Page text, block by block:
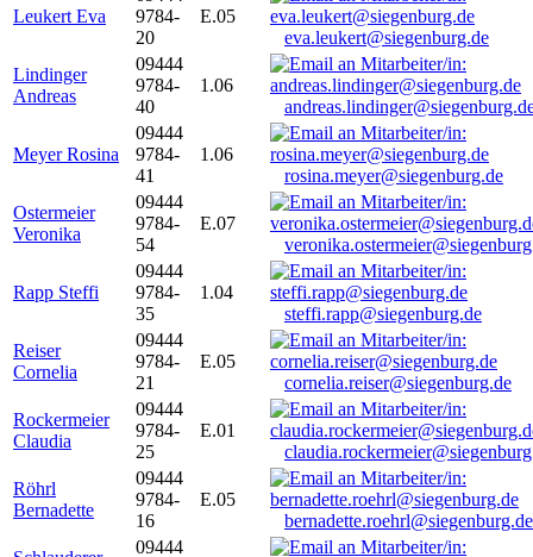
Leukert Eva
9784-
20
E.05
eva.leukert@siegenburg.de
Lindinger
Andreas
09444
9784-
40
1.06
Meyer Rosina
09444
9784-
41
1.06
rosina.meyer@siegenburg.de
Ostermeier
Veronika
09444
9784-
54
E.07
Rapp Steffi
09444
9784-
35
1.04
steffi.rapp@siegenburg.de
Reiser
Cornelia
09444
9784-
21
E.05
cornelia.reiser@siegenburg.de
Rockermeier
Claudia
09444
9784-
25
E.01
Röhrl
Bernadette
09444
9784-
16
E.05
bernadette.roehrl@siegenburg.de
09444